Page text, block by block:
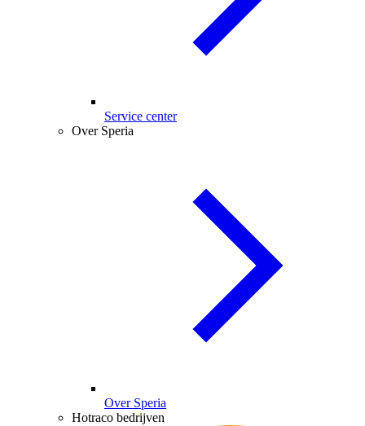
Service center
Over Speria
Over Speria
Hotraco bedrijven